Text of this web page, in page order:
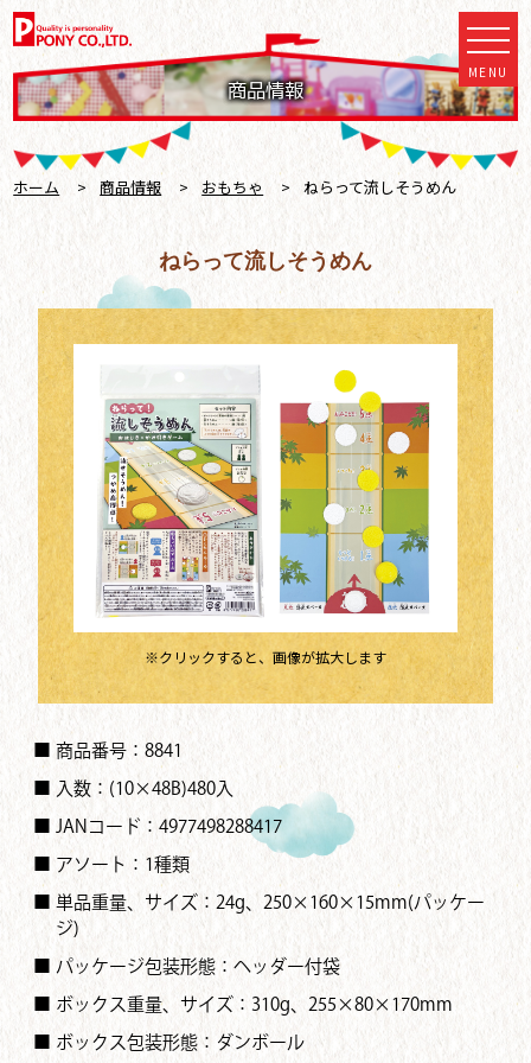
商品情報
MENU
ホーム > 商品情報 > おもちゃ > ねらって流しそうめん
ねらって流しそうめん
※クリックすると、画像が拡大します
■ 商品番号：8841
■ 入数：(10×48B)480入
■ JANコード：4977498288417
■ アソート：1種類
■ 単品重量、サイズ：24g、250×160×15mm(パッケー
ジ)
■ パッケージ包装形態：ヘッダー付袋
■ ボックス重量、サイズ：310g、255×80×170mm
■ ボックス包装形態：ダンボール